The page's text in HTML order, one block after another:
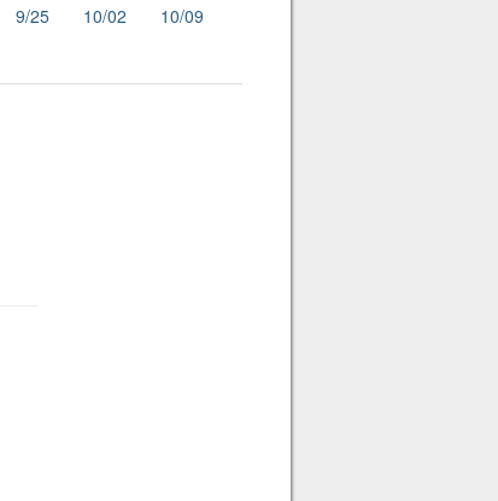
9/25 10/02
10/09